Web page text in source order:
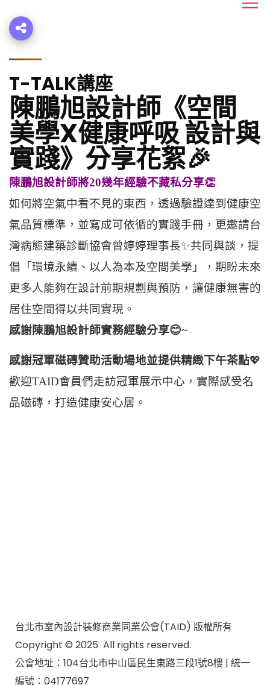
T-TALK講座
陳鵬旭設計師《空間
美學X健康呼吸 設計與
實踐》分享花絮🎉
陳鵬旭設計師將20幾年經驗不藏私分享👏
如何將空氣中看不見的東西， 透過驗證達到健康空
氣品質標準，並寫成可依循的實踐手冊， 更邀請台
灣病態建築診斷協會曾婷婷理事長✨共同與談， 提
倡「環境永續、以人為本及空間美學」， 期盼未來
更多人能夠在設計前期規劃與預防， 讓健康無害的
居住空間得以共同實現。
感謝陳鵬旭設計師實務經驗分享😊~
感謝冠軍磁磚贊助活動場地並提供精緻下午茶點💖
歡迎TAID會員們走訪冠軍展示中心， 實際感受名
品磁磚，打造健康安心居。
台北市室內設計裝修商業同業公會(TAID) 版權所有
Copyright © 2025 All rights reserved.
公會地址：104台北市中山區民生東路三段1號8樓 | 統一
編號：04177697